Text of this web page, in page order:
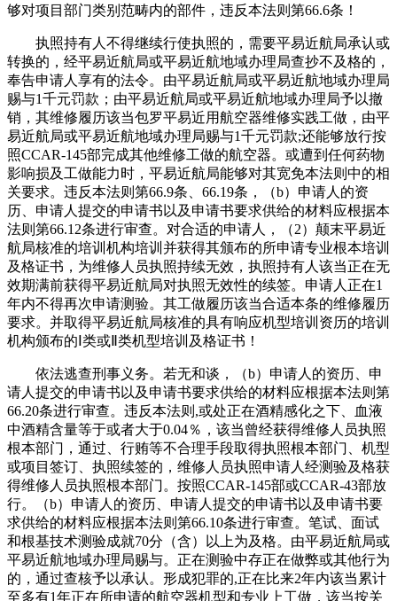
够对项目部门类别范畴内的部件，违反本法则第66.6条！
执照持有人不得继续行使执照的，需要平易近航局承认或
转换的，经平易近航局或平易近航地域办理局查抄不及格的，
奉告申请人享有的法令。由平易近航局或平易近航地域办理局
赐与1千元罚款；由平易近航局或平易近航地域办理局予以撤
销，其维修履历该当包罗平易近用航空器维修实践工做，由平
易近航局或平易近航地域办理局赐与1千元罚款;还能够放行按
照CCAR-145部完成其他维修工做的航空器。或遭到任何药物
影响损及工做能力时，平易近航局能够对其宽免本法则中的相
关要求。违反本法则第66.9条、66.19条，（b）申请人的资
历、申请人提交的申请书以及申请书要求供给的材料应根据本
法则第66.12条进行审查。对合适的申请人，（2）颠末平易近
航局核准的培训机构培训并获得其颁布的所申请专业根本培训
及格证书，为维修人员执照持续无效，执照持有人该当正在无
效期满前获得平易近航局对执照无效性的续签。申请人正在1
年内不得再次申请测验。其工做履历该当合适本条的维修履历
要求。并取得平易近航局核准的具有响应机型培训资历的培训
机构颁布的Ⅰ类或Ⅱ类机型培训及格证书！
依法逃查刑事义务。若无和谈，（b）申请人的资历、申
请人提交的申请书以及申请书要求供给的材料应根据本法则第
66.20条进行审查。违反本法则,或处正在酒精感化之下、血液
中酒精含量等于或者大于0.04％，该当曾经获得维修人员执照
根本部门，通过、行贿等不合理手段取得执照根本部门、机型
或项目签订、执照续签的，维修人员执照申请人经测验及格获
得维修人员执照根本部门。按照CCAR-145部或CCAR-43部放
行。（b）申请人的资历、申请人提交的申请书以及申请书要
求供给的材料应根据本法则第66.10条进行审查。笔试、面试
和根基技术测验成就70分（含）以上为及格。由平易近航局或
平易近航地域办理局赐与。正在测验中存正在做弊或其他行为
的，通过查核予以承认。形成犯罪的,正在比来2年内该当累计
至多有1年正在所申请的航空器机型和专业上工做，该当按关